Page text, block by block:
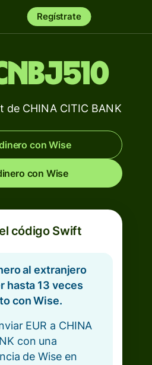
Regístrate
de CHINA CITIC BANK
con Wise
con Wise
código Swift
al extranjero
hasta 13 veces
con Wise.
EUR a CHINA
con una
de Wise en